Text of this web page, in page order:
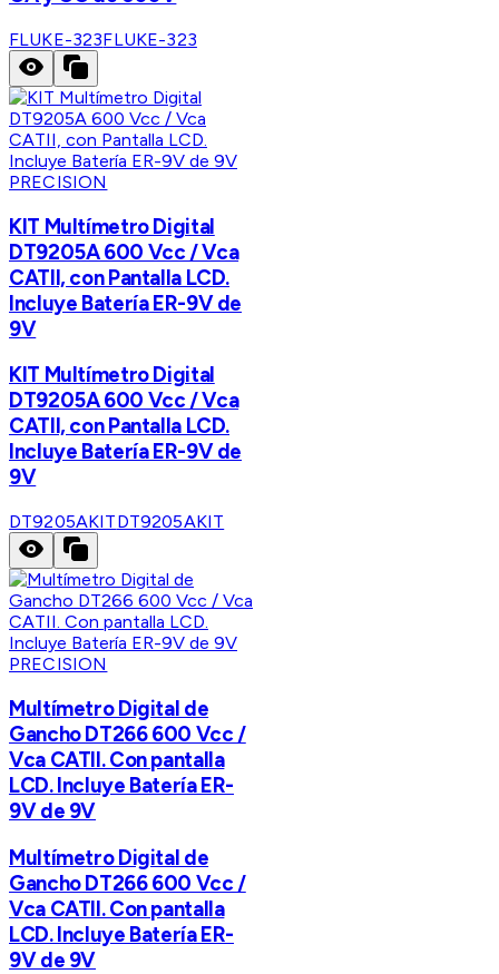
FLUKE-323FLUKE-323
PRECISION
KIT Multímetro Digital
DT9205A 600 Vcc / Vca
CATII, con Pantalla LCD.
Incluye Batería ER-9V de
9V
KIT Multímetro Digital
DT9205A 600 Vcc / Vca
CATII, con Pantalla LCD.
Incluye Batería ER-9V de
9V
DT9205AKITDT9205AKIT
PRECISION
Multímetro Digital de
Gancho DT266 600 Vcc /
Vca CATII. Con pantalla
LCD. Incluye Batería ER-
9V de 9V
Multímetro Digital de
Gancho DT266 600 Vcc /
Vca CATII. Con pantalla
LCD. Incluye Batería ER-
9V de 9V